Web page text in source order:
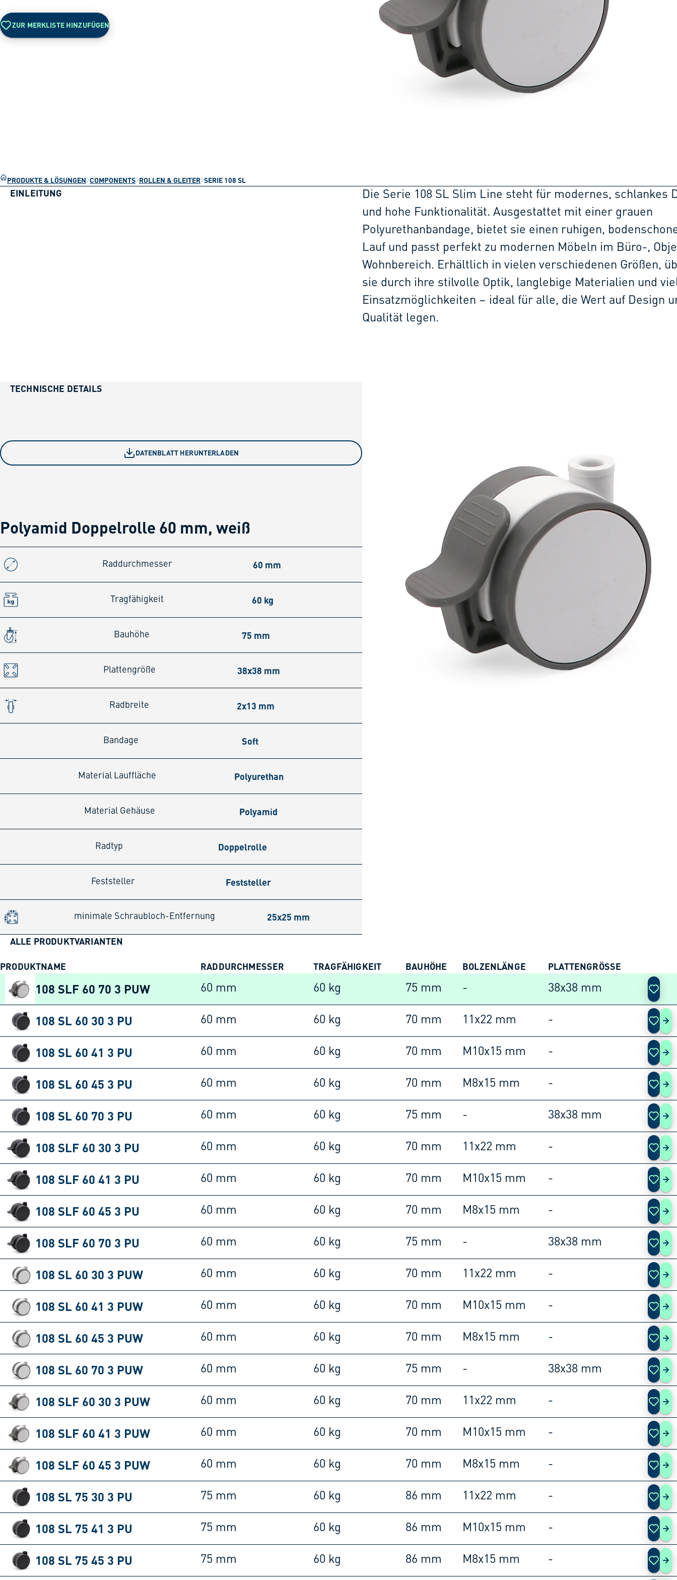
ZUR MERKLISTE HINZUFÜGEN
PRODUKTE & LÖSUNGEN COMPONENTS ROLLEN & GLEITER SERIE 108 SL
EINLEITUNG
Die Serie 108 SL Slim Line steht für modernes, schlankes
und hohe Funktionalität. Ausgestattet mit einer grauen
Polyurethanbandage, bietet sie einen ruhigen,
Lauf und passt perfekt zu modernen Möbeln im Büro-,
Wohnbereich. Erhältlich in vielen verschiedenen Größen,
sie durch ihre stilvolle Optik, langlebige Materialien und
Einsatzmöglichkeiten – ideal für alle, die Wert auf Design
Qualität legen.
TECHNISCHE DETAILS
DATENBLATT HERUNTERLADEN
Polyamid Doppelrolle 60 mm, weiß
Raddurchmesser 60 mm
Tragfähigkeit 60 kg
Bauhöhe 75 mm
Plattengröße 38x38 mm
Radbreite 2x13 mm
Bandage Soft
Material Lauffläche Polyurethan
Material Gehäuse Polyamid
Radtyp Doppelrolle
Feststeller Feststeller
minimale Schraubloch-Entfernung 25x25 mm
ALLE PRODUKTVARIANTEN
PRODUKTNAME RADDURCHMESSER TRAGFÄHIGKEIT BAUHÖHE BOLZENLÄNGE PLATTENGRÖSSE
108 SLF 60 70 3 PUW 60 mm 60 kg 75 mm - 38x38 mm
108 SL 60 30 3 PU 60 mm 60 kg 70 mm 11x22 mm -
108 SL 60 41 3 PU 60 mm 60 kg 70 mm M10x15 mm -
108 SL 60 45 3 PU 60 mm 60 kg 70 mm M8x15 mm -
108 SL 60 70 3 PU 60 mm 60 kg 75 mm - 38x38 mm
108 SLF 60 30 3 PU 60 mm 60 kg 70 mm 11x22 mm -
108 SLF 60 41 3 PU 60 mm 60 kg 70 mm M10x15 mm -
108 SLF 60 45 3 PU 60 mm 60 kg 70 mm M8x15 mm -
108 SLF 60 70 3 PU 60 mm 60 kg 75 mm - 38x38 mm
108 SL 60 30 3 PUW 60 mm 60 kg 70 mm 11x22 mm -
108 SL 60 41 3 PUW 60 mm 60 kg 70 mm M10x15 mm -
108 SL 60 45 3 PUW 60 mm 60 kg 70 mm M8x15 mm -
108 SL 60 70 3 PUW 60 mm 60 kg 75 mm - 38x38 mm
108 SLF 60 30 3 PUW 60 mm 60 kg 70 mm 11x22 mm -
108 SLF 60 41 3 PUW 60 mm 60 kg 70 mm M10x15 mm -
108 SLF 60 45 3 PUW 60 mm 60 kg 70 mm M8x15 mm -
108 SL 75 30 3 PU 75 mm 60 kg 86 mm 11x22 mm -
108 SL 75 41 3 PU 75 mm 60 kg 86 mm M10x15 mm -
108 SL 75 45 3 PU 75 mm 60 kg 86 mm M8x15 mm -